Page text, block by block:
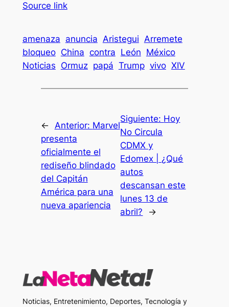
Source link
amenaza anuncia Aristegui Arremete
bloqueo China contra León México
Noticias Ormuz papá Trump vivo XIV
← Anterior: Marvel
presenta
oficialmente el
rediseño blindado
del Capitán
América para una
nueva apariencia
Siguiente: Hoy
No Circula
CDMX y
Edomex | ¿Qué
autos
descansan este
lunes 13 de
abril?
→
Noticias, Entretenimiento, Deportes, Tecnología y